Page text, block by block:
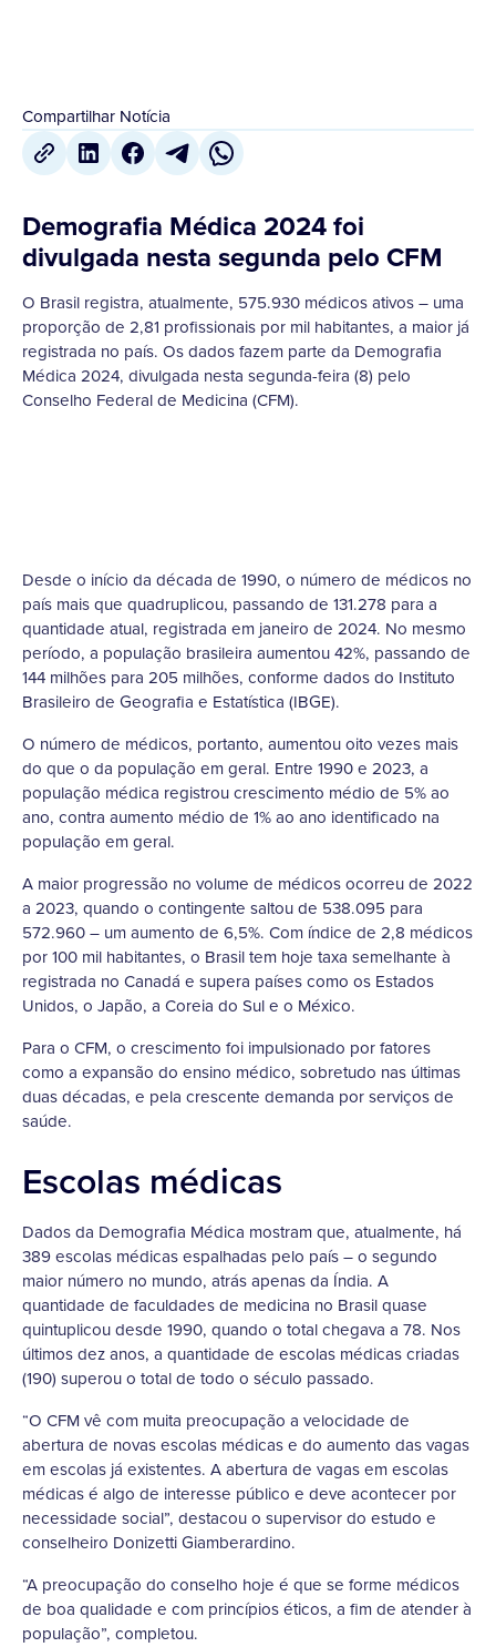
Compartilhar Notícia
Demografia Médica 2024 foi
divulgada nesta segunda pelo CFM
O Brasil registra, atualmente, 575.930 médicos ativos – uma
proporção de 2,81 profissionais por mil habitantes, a maior já
registrada no país. Os dados fazem parte da Demografia
Médica 2024, divulgada nesta segunda-feira (8) pelo
Conselho Federal de Medicina (CFM).
Desde o início da década de 1990, o número de médicos no
país mais que quadruplicou, passando de 131.278 para a
quantidade atual, registrada em janeiro de 2024. No mesmo
período, a população brasileira aumentou 42%, passando de
144 milhões para 205 milhões, conforme dados do Instituto
Brasileiro de Geografia e Estatística (IBGE).
O número de médicos, portanto, aumentou oito vezes mais
do que o da população em geral. Entre 1990 e 2023, a
população médica registrou crescimento médio de 5% ao
ano, contra aumento médio de 1% ao ano identificado na
população em geral.
A maior progressão no volume de médicos ocorreu de 2022
a 2023, quando o contingente saltou de 538.095 para
572.960 – um aumento de 6,5%. Com índice de 2,8 médicos
por 100 mil habitantes, o Brasil tem hoje taxa semelhante à
registrada no Canadá e supera países como os Estados
Unidos, o Japão, a Coreia do Sul e o México.
Para o CFM, o crescimento foi impulsionado por fatores
como a expansão do ensino médico, sobretudo nas últimas
duas décadas, e pela crescente demanda por serviços de
saúde.
Escolas médicas
Dados da Demografia Médica mostram que, atualmente, há
389 escolas médicas espalhadas pelo país – o segundo
maior número no mundo, atrás apenas da Índia. A
quantidade de faculdades de medicina no Brasil quase
quintuplicou desde 1990, quando o total chegava a 78. Nos
últimos dez anos, a quantidade de escolas médicas criadas
(190) superou o total de todo o século passado.
“O CFM vê com muita preocupação a velocidade de
abertura de novas escolas médicas e do aumento das vagas
em escolas já existentes. A abertura de vagas em escolas
médicas é algo de interesse público e deve acontecer por
necessidade social”, destacou o supervisor do estudo e
conselheiro Donizetti Giamberardino.
“A preocupação do conselho hoje é que se forme médicos
de boa qualidade e com princípios éticos, a fim de atender à
população”, completou.